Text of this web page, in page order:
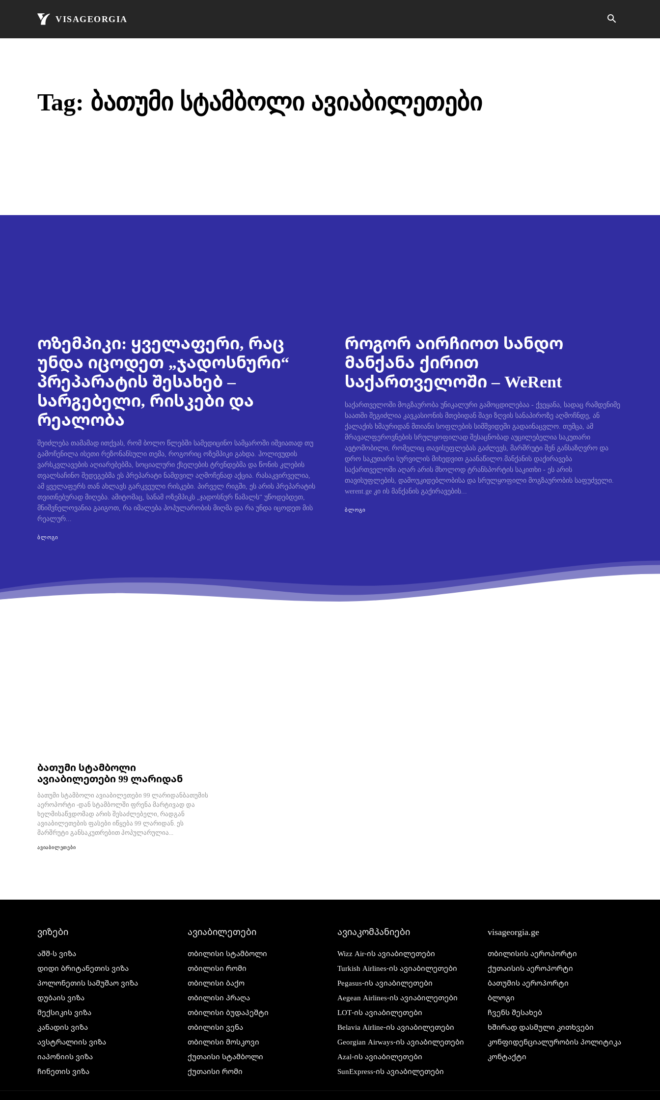
VISAGEORGIA
Tag: ბათუმი სტამბოლი ავიაბილეთები
ოზემპიკი: ყველაფერი, რაც
უნდა იცოდეთ „ჯადოსნური“
პრეპარატის შესახებ –
სარგებელი, რისკები და
რეალობა
შეიძლება თამამად ითქვას, რომ ბოლო წლებში სამედიცინო სამყაროში იშვიათად თუ
გამოჩენილა ისეთი რეზონანსული თემა, როგორიც ოზემპიკი გახდა. ჰოლივუდის
ვარსკვლავების აღიარებებმა, სოციალური ქსელების ტრენდებმა და წონის კლების
თვალსაჩინო შედეგებმა ეს პრეპარატი ნამდვილ აღმოჩენად აქცია. რასაკვირველია,
ამ ყველაფერს თან ახლავს გარკვეული რისკები. პირველ რიგში, ეს არის პრეპარატის
თვითნებურად მიღება. ამიტომაც, სანამ ოზემპიკს „ჯადოსნურ წამალს“ უწოდებდეთ,
მნიშვნელოვანია გაიგოთ, რა იმალება პოპულარობის მიღმა და რა უნდა იცოდეთ მის
რეალურ...
ᲑᲚᲝᲒᲘ
როგორ აირჩიოთ სანდო
მანქანა ქირით
საქართველოში – WeRent
საქართველოში მოგზაურობა უნიკალური გამოცდილებაა - ქვეყანა, სადაც რამდენიმე
საათში შეგიძლია კავკასიონის მთებიდან შავი ზღვის სანაპიროზე აღმოჩნდე, ან
ქალაქის ხმაურიდან მთიანი სოფლების სიმშვიდეში გადაინაცვლო. თუმცა, ამ
მრავალფეროვნების სრულყოფილად შესაცნობად აუცილებელია საკუთარი
ავტომობილი, რომელიც თავისუფლებას გაძლევს, მარშრუტი შენ განსაზღვრო და
დრო საკუთარი სურვილის მიხედვით გაანაწილო.მანქანის დაქირავება
საქართველოში აღარ არის მხოლოდ ტრანსპორტის საკითხი - ეს არის
თავისუფლების, დამოუკიდებლობისა და სრულყოფილი მოგზაურობის საფუძველი.
werent.ge კი ის მანქანის გაქირავების...
ᲑᲚᲝᲒᲘ
ბათუმი სტამბოლი
ავიაბილეთები 99 ლარიდან
ბათუმი სტამბოლი ავიაბილეთები 99 ლარიდანბათუმის
აეროპორტი -დან სტამბოლში ფრენა მარტივად და
ხელმისაწვდომად არის შესაძლებელი, რადგან
ავიაბილეთების ფასები იწყება 99 ლარიდან. ეს
მარშრუტი განსაკუთრებით პოპულარულია...
ავიაბილეთები
ვიზები
აშშ-ს ვიზა
დიდი ბრიტანეთის ვიზა
პოლონეთის სამუშაო ვიზა
დუბაის ვიზა
მექსიკის ვიზა
კანადის ვიზა
ავსტრალიის ვიზა
იაპონიის ვიზა
ჩინეთის ვიზა
ავიაბილეთები
თბილისი სტამბოლი
თბილისი რომი
თბილისი ბაქო
თბილისი პრაღა
თბილისი ბუდაპეშტი
თბილისი ვენა
თბილისი მოსკოვი
ქუთაისი სტამბოლი
ქუთაისი რომი
ავიაკომპანიები
Wizz Air-ის ავიაბილეთები
Turkish Airlines-ის ავიაბილეთები
Pegasus-ის ავიაბილეთები
Aegean Airlines-ის ავიაბილეთები
LOT-ის ავიაბილეთები
Belavia Airline-ის ავიაბილეთები
Georgian Airways-ის ავიაბილეთები
Azal-ის ავიაბილეთები
SunExpress-ის ავიაბილეთები
visageorgia.ge
თბილისის აეროპორტი
ქუთაისის აეროპორტი
ბათუმის აეროპორტი
ბლოგი
ჩვენს შესახებ
ხშირად დასმული კითხვები
კონფიდენციალურობის პოლიტიკა
კონტაქტი